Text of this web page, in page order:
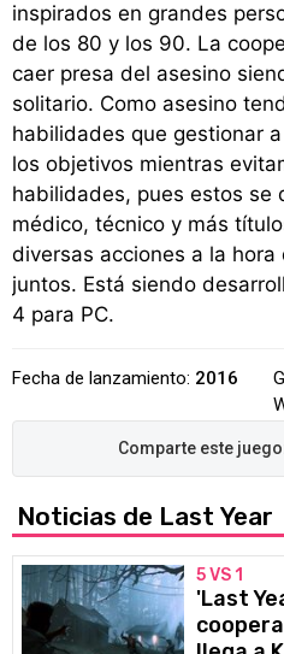
inspirados en grandes
de los 80 y los 90. La
caer presa del asesino
solitario. Como asesino
habilidades que gestionar
los objetivos mientras
habilidades, pues estos se
médico, técnico y más
diversas acciones a la
juntos. Está siendo
4 para PC.
Fecha de lanzamiento: 2016
Noticias de Last Year
5 VS 1
'Last